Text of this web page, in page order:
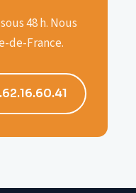
48 h. Nous
de-France.